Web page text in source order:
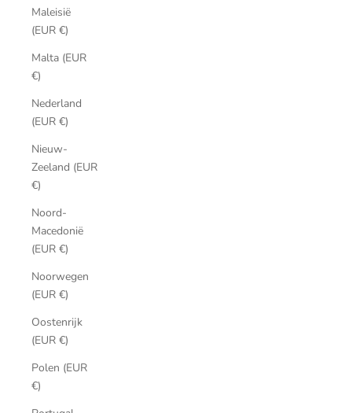
Maleisië
(EUR €)
Malta (EUR
€)
Nederland
(EUR €)
Nieuw-
Zeeland (EUR
€)
Noord-
Macedonië
(EUR €)
Noorwegen
(EUR €)
Oostenrijk
(EUR €)
Polen (EUR
€)